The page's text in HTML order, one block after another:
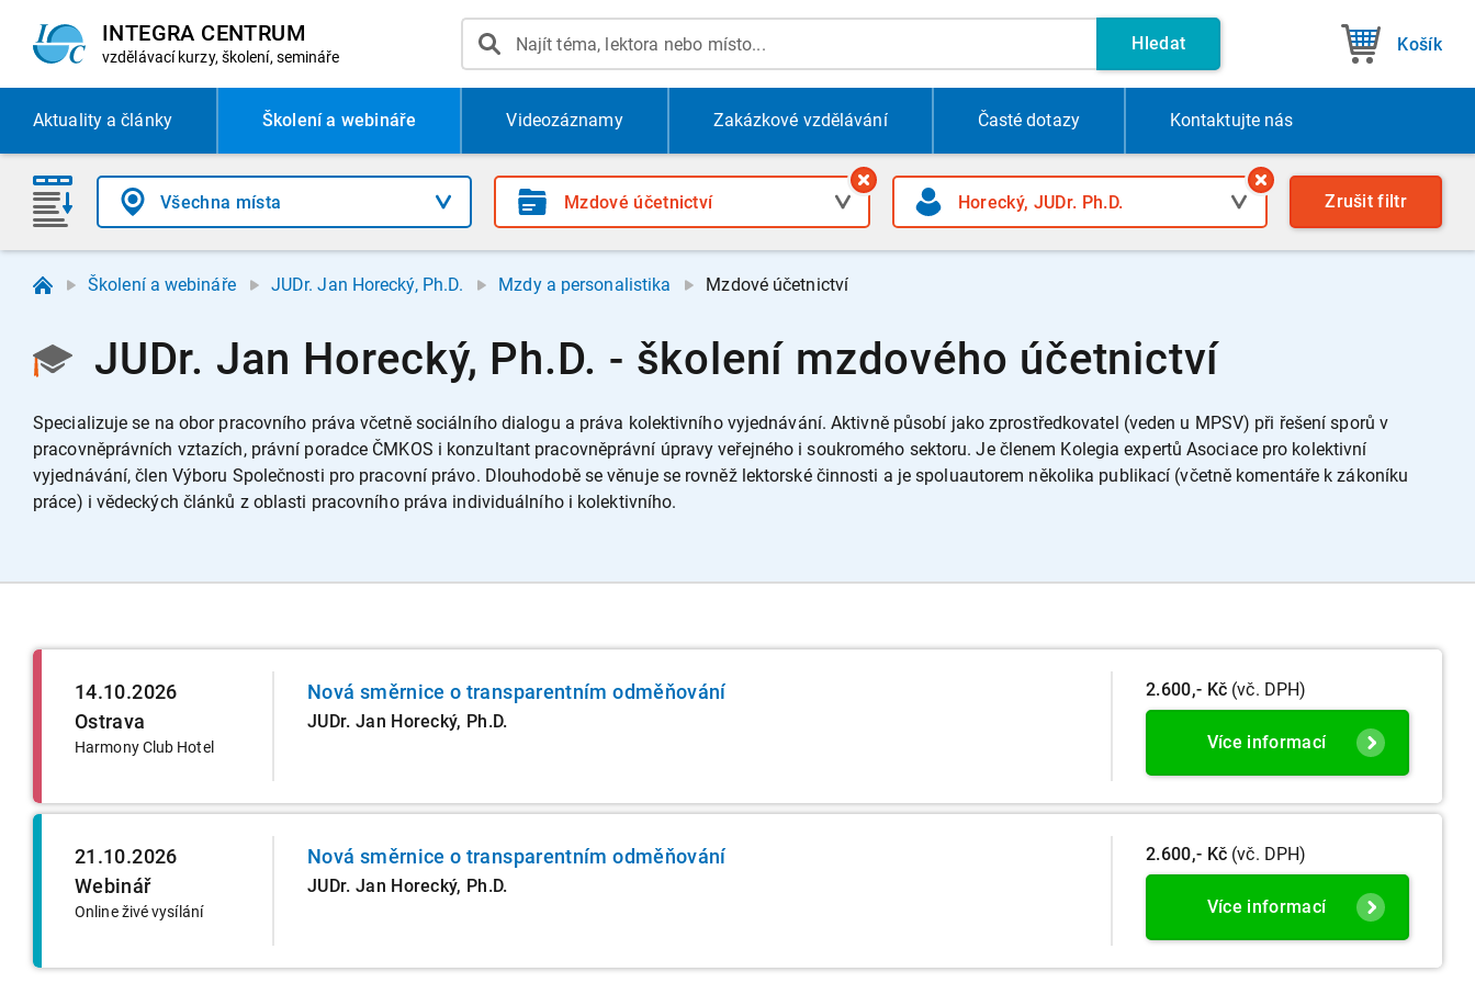
INTEGRA CENTRUM
vzdělávací kurzy, školení, semináře
Hledat Košík
Aktualitya články Školení a webináře Videozáznamy Zakázkové vzdělávání Časté dotazy Kontaktujte nás
Zrušit filtr
Školení a webináře JUDr. Jan Horecký, Ph.D. Mzdy a personalistika Mzdové účetnictví
JUDr. Jan Horecký, Ph.D. - školení mzdového účetnictví
Specializuje se na obor pracovního práva včetně sociálního dialogu a práva kolektivního vyjednávání. Aktivně působí jako zprostředkovatel (veden u MPSV) při řešení sporů v
pracovněprávních vztazích, právní poradce ČMKOS i konzultant pracovněprávní úpravy veřejného i soukromého sektoru. Je členem Kolegia expertů Asociace pro kolektivní
vyjednávání, člen Výboru Společnosti pro pracovní právo. Dlouhodobě se věnuje se rovněž lektorské činnosti a je spoluautorem několika publikací (včetně komentáře k zákoníku
práce) i vědeckých článků z oblasti pracovního práva individuálního i kolektivního.
14.10.2026
Ostrava
Harmony Club Hotel
Nová směrnice o transparentním odměňování
JUDr. Jan Horecký, Ph.D.
2.600,- Kč (vč. DPH)
Více informací
21.10.2026
Webinář
Online živé vysílání
Nová směrnice o transparentním odměňování
JUDr. Jan Horecký, Ph.D.
2.600,- Kč (vč. DPH)
Více informací